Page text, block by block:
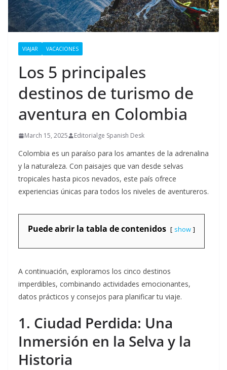
VIAJAR VACACIONES
Los 5 principales
destinos de turismo de
aventura en Colombia
March 15, 2025 Editorialge Spanish Desk
Colombia es un paraíso para los amantes de la adrenalina
y la naturaleza. Con paisajes que van desde selvas
tropicales hasta picos nevados, este país ofrece
experiencias únicas para todos los niveles de aventureros.
Puede abrir la tabla de contenidos show
A continuación, exploramos los cinco destinos
imperdibles, combinando actividades emocionantes,
datos prácticos y consejos para planificar tu viaje.
1. Ciudad Perdida: Una
Inmersión en la Selva y la
Historia